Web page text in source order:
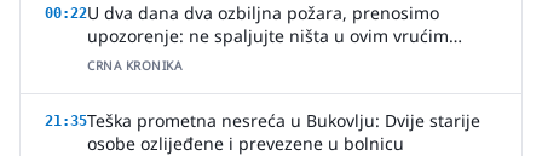
00:22U dva dana dva ozbiljna požara, prenosimo
upozorenje: ne spaljujte ništa u ovim vrućim
ljetnim danima
CRNA KRONIKA
21:35Teška prometna nesreća u Bukovlju: Dvije starije
osobe ozlijeđene i prevezene u bolnicu